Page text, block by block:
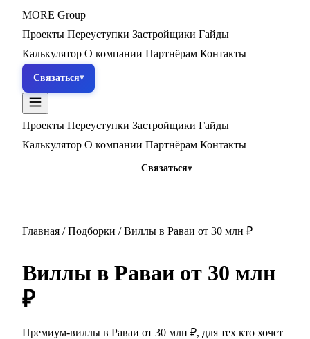
MORE Group
Проекты Переуступки Застройщики Гайды
Калькулятор О компании Партнёрам Контакты
Связаться
Проекты Переуступки Застройщики Гайды
Калькулятор О компании Партнёрам Контакты
Связаться
Главная / Подборки / Виллы в Раваи от 30 млн ₽
Виллы в Раваи от 30 млн
₽
Премиум-виллы в Раваи от 30 млн ₽, для тех кто хочет